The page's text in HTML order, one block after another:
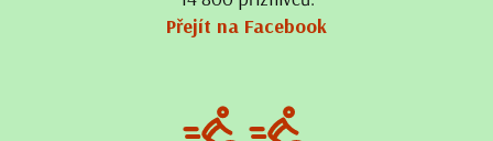
Přejít na Facebook